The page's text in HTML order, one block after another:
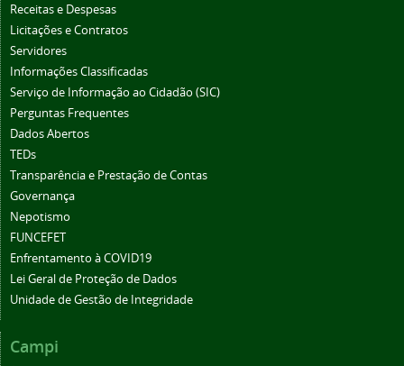
Receitas e Despesas
Licitações e Contratos
Servidores
Informações Classificadas
Serviço de Informação ao Cidadão (SIC)
Perguntas Frequentes
Dados Abertos
TEDs
Transparência e Prestação de Contas
Governança
Nepotismo
FUNCEFET
Enfrentamento à COVID19
Lei Geral de Proteção de Dados
Unidade de Gestão de Integridade
Campi